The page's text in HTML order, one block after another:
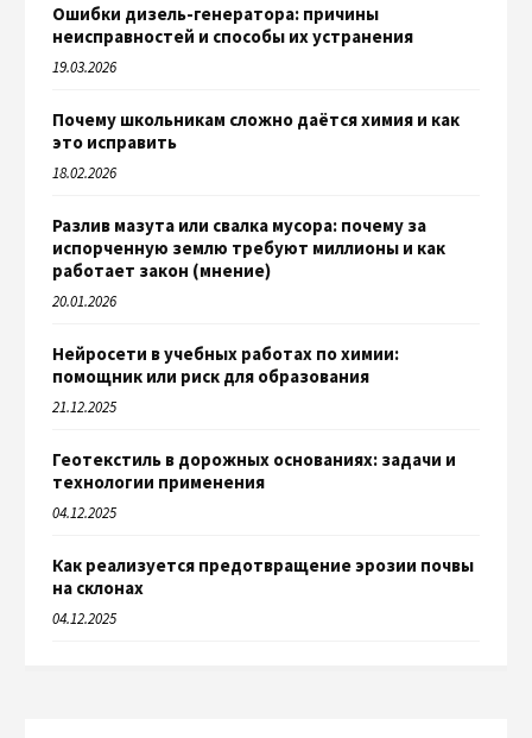
Ошибки дизель-генератора: причины
неисправностей и способы их устранения
19.03.2026
Почему школьникам сложно даётся химия и как
это исправить
18.02.2026
Разлив мазута или свалка мусора: почему за
испорченную землю требуют миллионы и как
работает закон (мнение)
20.01.2026
Нейросети в учебных работах по химии:
помощник или риск для образования
21.12.2025
Геотекстиль в дорожных основаниях: задачи и
технологии применения
04.12.2025
Как реализуется предотвращение эрозии почвы
на склонах
04.12.2025